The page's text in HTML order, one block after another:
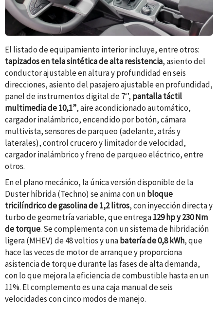
El listado de equipamiento interior incluye, entre otros:
tapizados en tela sintética de alta resistencia, asiento del
conductor ajustable en altura y profundidad en seis
direcciones, asiento del pasajero ajustable en profundidad,
panel de instrumentos digital de 7‘’, pantalla táctil
multimedia de 10,1”, aire acondicionado automático,
cargador inalámbrico, encendido por botón, cámara
multivista, sensores de parqueo (adelante, atrás y
laterales), control crucero y limitador de velocidad,
cargador inalámbrico y freno de parqueo eléctrico, entre
otros.
En el plano mecánico, la única versión disponible de la
Duster híbrida (Techno) se anima con un bloque
tricilíndrico de gasolina de 1,2 litros, con inyección directa y
turbo de geometría variable, que entrega129 hp y 230 Nm
de torque. Se complementa con un sistema de hibridación
ligera (MHEV) de 48voltiosy una batería de 0,8 kWh, que
hace las veces de motor de arranque y proporciona
asistencia de torque durante las fases de alta demanda,
con lo que mejora la eficiencia de combustible hasta en un
11%. El complemento es una caja manual de seis
velocidadesconcinco modos demanejo.